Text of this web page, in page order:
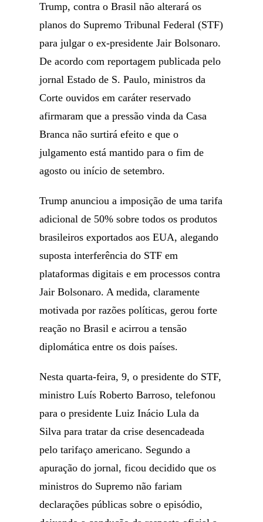
Trump, contra o Brasil não alterará os
planos do Supremo Tribunal Federal (STF)
para julgar o ex-presidente Jair Bolsonaro.
De acordo com reportagem publicada pelo
jornal Estado de S. Paulo, ministros da
Corte ouvidos em caráter reservado
afirmaram que a pressão vinda da Casa
Branca não surtirá efeito e que o
julgamento está mantido para o fim de
agosto ou início de setembro.
Trump anunciou a imposição de uma tarifa
adicional de 50% sobre todos os produtos
brasileiros exportados aos EUA, alegando
suposta interferência do STF em
plataformas digitais e em processos contra
Jair Bolsonaro. A medida, claramente
motivada por razões políticas, gerou forte
reação no Brasil e acirrou a tensão
diplomática entre os dois países.
Nesta quarta-feira, 9, o presidente do STF,
ministro Luís Roberto Barroso, telefonou
para o presidente Luiz Inácio Lula da
Silva para tratar da crise desencadeada
pelo tarifaço americano. Segundo a
apuração do jornal, ficou decidido que os
ministros do Supremo não fariam
declarações públicas sobre o episódio,